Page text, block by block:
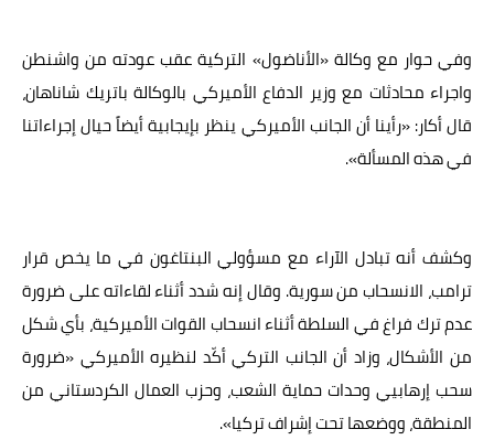
وفي حوار مع وكالة «الأناضول» التركية عقب عودته من واشنطن
واجراء محادثات مع وزير الدفاع الأميركي بالوكالة باتريك شاناهان،
قال أكار: «رأينا أن الجانب الأميركي ينظر بإيجابية أيضاً حيال إجراءاتنا
في هذه المسألة».
وكشف أنه تبادل الآراء مع مسؤولي البنتاغون في ما يخص قرار
ترامب، الانسحاب من سورية. وقال إنه شدد أثناء لقاءاته على ضرورة
عدم ترك فراغ في السلطة أثناء انسحاب القوات الأميركية، بأي شكل
من الأشكال، وزاد أن الجانب التركي أكّد لنظيره الأميركي «ضرورة
سحب إرهابيي وحدات حماية الشعب، وحزب العمال الكردستاني من
المنطقة، ووضعها تحت إشراف تركيا».